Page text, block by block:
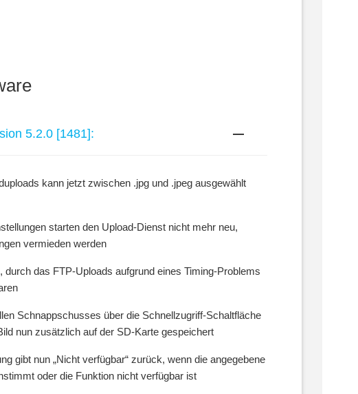
5.2.0 [1481]:
kann jetzt zwischen .jpg und .jpeg ausgewählt
starten den Upload-Dienst nicht mehr neu,
vermieden werden
durch das FTP-Uploads aufgrund eines Timing-Problems
Schnappschusses über die Schnellzugriff-Schaltfläche
nun zusätzlich auf der SD-Karte gespeichert
gibt nun „Nicht verfügbar“ zurück, wenn die angegebene
oder die Funktion nicht verfügbar ist